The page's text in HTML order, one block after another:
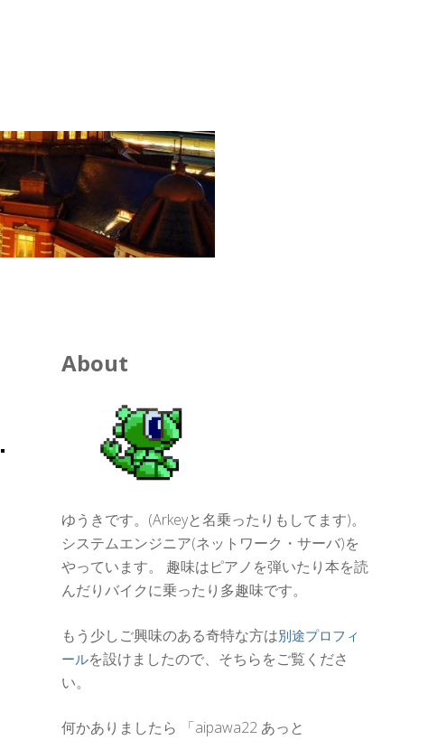
About
ゆうきです。(Arkeyと名乗ったりもしてます)。
システムエンジニア(ネットワーク・サーバ)を
やっています。 趣味はピアノを弾いたり本を読
んだりバイクに乗ったり多趣味です。
もう少しご興味のある奇特な方は別途プロフィ
ールを設けましたので、そちらをご覧くださ
い。
何かありましたら 「aipawa22 あっと